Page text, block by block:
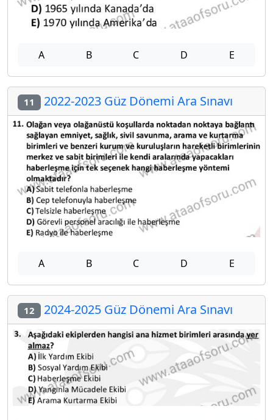
A B C D E
11 2022-2023 Güz Dönemi Ara Sınavı
A B C D E
12 2024-2025 Güz Dönemi Ara Sınavı